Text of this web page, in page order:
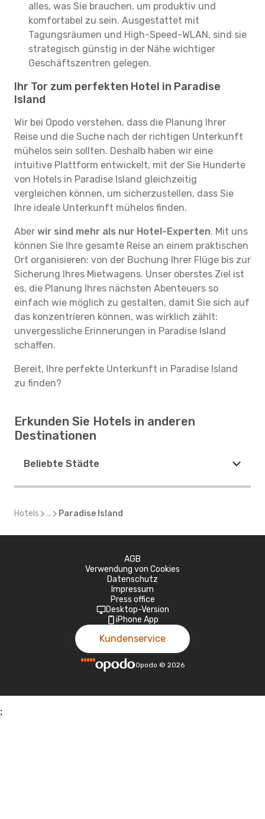
alles, was Sie brauchen, um produktiv und
komfortabel zu sein. Ausgestattet mit
Tagungsräumen und High-Speed-WLAN, sind sie
strategisch günstig in der Nähe wichtiger
Geschäftszentren gelegen.
Ihr Tor zum perfekten Hotel in Paradise
Island
Wir bei Opodo verstehen, dass die Planung Ihrer
Reise und die Suche nach der richtigen Unterkunft
mühelos sein sollten. Deshalb haben wir eine
intuitive Plattform entwickelt, mit der Sie Hunderte
von Hotels in Paradise Island gleichzeitig
vergleichen können, um sicherzustellen, dass Sie
Ihre ideale Unterkunft mühelos finden.
Aber wir sind mehr als nur Hotel-Experten. Mit uns
können Sie Ihre gesamte Reise an einem praktischen
Ort organisieren: von der Buchung Ihrer Flüge bis zur
Sicherung Ihres Mietwagens. Unser oberstes Ziel ist
es, die Planung Ihres nächsten Abenteuers so
einfach wie möglich zu gestalten, damit Sie sich auf
das konzentrieren können, was wirklich zählt:
unvergessliche Erinnerungen in Paradise Island
schaffen.
Bereit, Ihre perfekte Unterkunft in Paradise Island
zu finden?
Erkunden Sie Hotels in anderen
Destinationen
Beliebte Städte
Hotels ... Paradise Island
AGB
Verwendung von Cookies
Datenschutz
Impressum
Press office
Desktop-Version
iPhone App
Kundenservice
Opodo © 2026
;